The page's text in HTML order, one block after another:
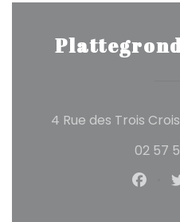
4 Rue des Trois
02 57